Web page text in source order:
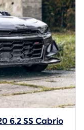
6.2 SS Cabrio